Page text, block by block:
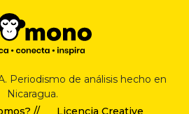
Periodismo de análisis hecho en
Nicaragua.
//
Licencia Creative